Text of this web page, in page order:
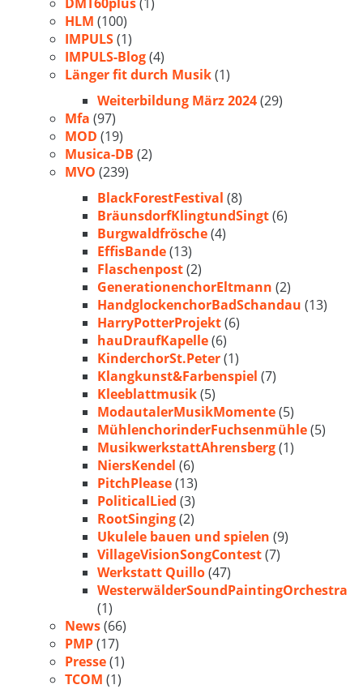
HLM (100)
IMPULS(1)
IMPULS-Blog(4)
Länger fit durch Musik(1)
Weiterbildung März 2024(29)
Mfa (97)
MOD (19)
Musica-DB (2)
MVO (239)
BlackForestFestival (8)
BräunsdorfKlingtundSingt(6)
Burgwaldfrösche(4)
EffisBande(13)
Flaschenpost(2)
GenerationenchorEltmann (2)
HandglockenchorBadSchandau (13)
HarryPotterProjekt(6)
hauDraufKapelle(6)
KinderchorSt.Peter(1)
Klangkunst&Farbenspiel (7)
Kleeblattmusik(5)
ModautalerMusikMomente(5)
MühlenchorinderFuchsenmühle(5)
MusikwerkstattAhrensberg(1)
NiersKendel (6)
PitchPlease(13)
PoliticalLied (3)
RootSinging(2)
Ukulele bauen und spielen (9)
VillageVisionSongContest(7)
Werkstatt Quillo(47)
WesterwälderSoundPaintingOrchestra
(1)
News(66)
PMP(17)
Presse(1)
TCOM (1)